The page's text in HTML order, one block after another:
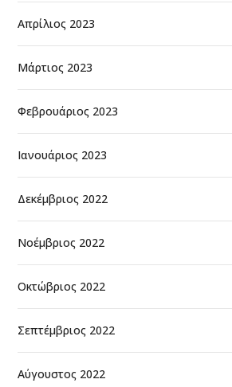
Απρίλιος 2023
Μάρτιος 2023
Φεβρουάριος 2023
Ιανουάριος 2023
Δεκέμβριος 2022
Νοέμβριος 2022
Οκτώβριος 2022
Σεπτέμβριος 2022
Αύγουστος 2022